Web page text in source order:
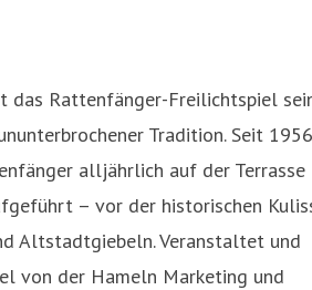
das Rattenfänger-Freilichtspiel
Tradition. Seit 1956
alljährlich auf der Terrasse
– vor der historischen
Altstadtgiebeln. Veranstaltet und
von der Hameln Marketing und